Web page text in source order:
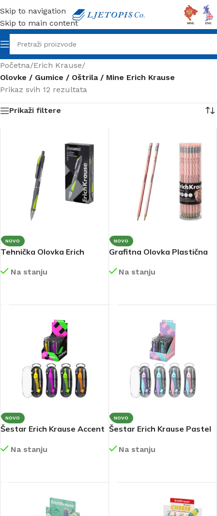
Skip to navigation
Skip to main content
Početna/Erich Krause/
Olovke / Gumice / Oštrila / Mine Erich Krause
Prikaz svih 12 rezultata
Prikaži filtere
NOVO
Tehnička Olovka Erich
НВ 20340
Na stanju
NOVO
Grafitna Olovka Plastična
65385
Na stanju
NOVO
Šestar Erich Krause Accent
Na stanju
NOVO
Šestar Erich Krause Pastel
Na stanju